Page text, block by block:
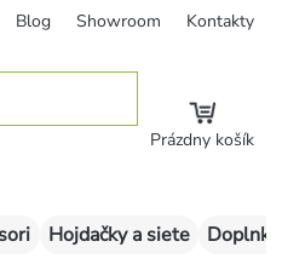
Blog Showroom Kontakty
Prázdny košík
Hojdačky a siete Doplnky